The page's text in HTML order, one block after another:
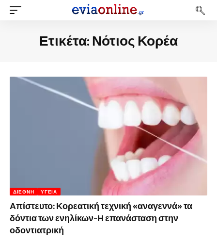
Ετικέτα: Νότιος Κορέα
ΔΙΕΘΝΉ ΥΓΕΊΑ
Απίστευτο: Κορεατική τεχνική «αναγεννά» τα
δόντια των ενηλίκων-Η επανάσταση στην
οδοντιατρική